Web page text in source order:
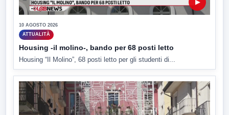
▶
10 AGOSTO 2026
ATTUALITÀ
Housing -il molino-, bando per 68 posti letto
Housing “Il Molino”, 68 posti letto per gli studenti di...